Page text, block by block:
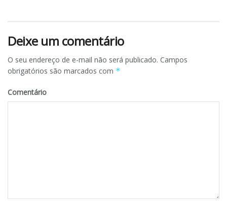
Deixe um comentário
O seu endereço de e-mail não será publicado. Campos
obrigatórios são marcados com *
Comentário